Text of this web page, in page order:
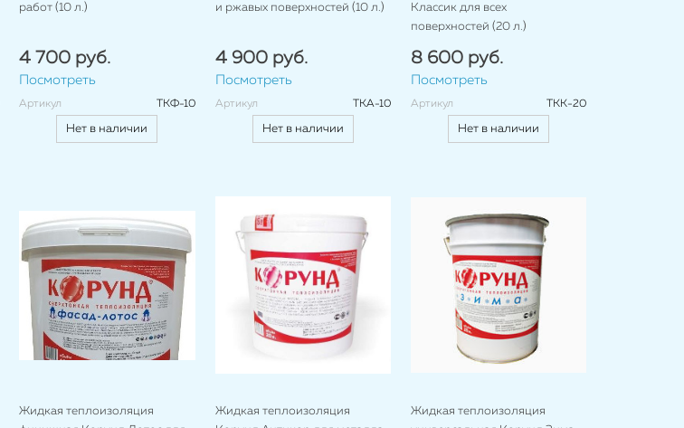
работ (10 л.)
4 700 руб.
Посмотреть
Артикул ТКФ-10
Нет в наличии
и ржавых поверхностей (10 л.)
4 900 руб.
Посмотреть
Артикул ТКА-10
Нет в наличии
Классик для всех
поверхностей (20 л.)
8 600 руб.
Посмотреть
Артикул ТКК-20
Нет в наличии
Жидкая теплоизоляция
Жидкая теплоизоляция
Жидкая теплоизоляция